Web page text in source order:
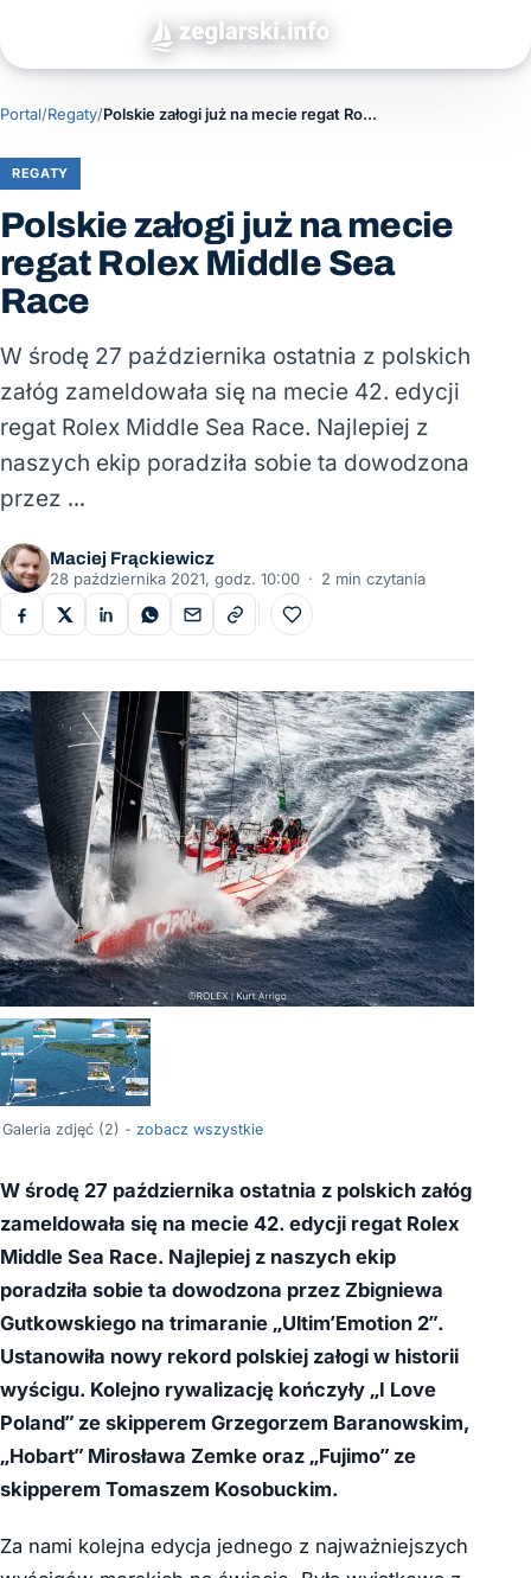
Portal/Regaty/ Polskie załogi już na mecie regat Rolex Middle Sea Race
REGATY
Polskie załogi już na mecie
regat Rolex Middle Sea
Race
W środę 27 października ostatnia z polskich
załóg zameldowała się na mecie 42. edycji
regat Rolex Middle Sea Race. Najlepiej z
naszych ekip poradziła sobie ta dowodzona
przez …
Maciej Frąckiewicz
28 października 2021, godz. 10:00 · 2 min czytania
Do ulubionych
Galeria zdjęć (2) - zobacz wszystkie
W środę 27 października ostatnia z polskich załóg
zameldowała się na mecie 42. edycji regat Rolex
Middle Sea Race. Najlepiej z naszych ekip
poradziła sobie ta dowodzona przez Zbigniewa
Gutkowskiego na trimaranie „Ultim’Emotion 2”.
Ustanowiła nowy rekord polskiej załogi w historii
wyścigu. Kolejno rywalizację kończyły „I Love
Poland” ze skipperem Grzegorzem Baranowskim,
„Hobart” Mirosława Zemke oraz „Fujimo” ze
skipperem Tomaszem Kosobuckim.
Za nami kolejna edycja jednego z najważniejszych